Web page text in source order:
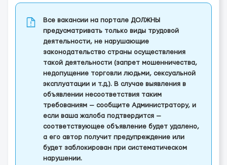
Все вакансии на портале ДОЛЖНЫ
предусматривать только виды трудовой
деятельности, не нарушающие
законодательство страны осуществления
такой деятельности (запрет мошенничества,
недопущение торговли людьми, сексуальной
эксплуатации и т.д.). В случае выявления в
объявлении несоответствия таким
требованиям — сообщите Администратору, и
если ваша жалоба подтвердится —
соответствующее объявление будет удалено,
а его автор получит предупреждение или
будет заблокирован при систематическом
нарушении.